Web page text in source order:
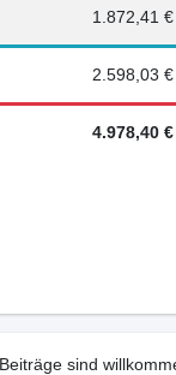
1.872,41 €
2.598,03 €
4.978,40 €
sind